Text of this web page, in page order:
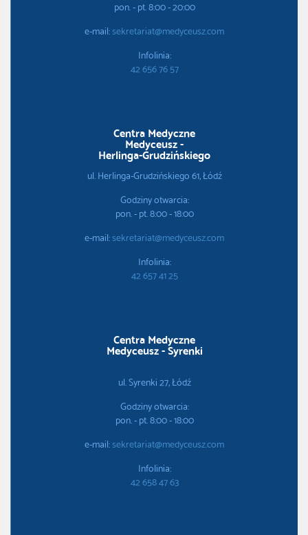
pon. - pt. 8:00 - 20:00
e-mail:sekretariat@medyceusz.com
Infolinia:
42 656 76 57
Centra Medyczne
Medyceusz -
Herlinga-Grudzińskiego
ul. Herlinga-Grudzińskiego 61, Łódź
Godziny otwarcia:
pon. - pt. 8:00 - 18:00
e-mail:sekretariat@medyceusz.com
Infolinia:
42 657 41 25
Centra Medyczne
Medyceusz - Syrenki
ul. Syrenki 27, Łódź
Godziny otwarcia:
pon. - pt. 8:00 - 18:00
e-mail:sekretariat@medyceusz.com
Infolinia:
42 658 47 63